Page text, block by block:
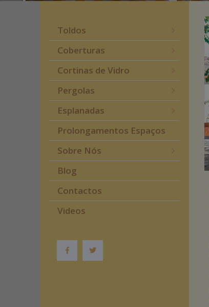
Toldos
Coberturas
Cortinas de Vidro
Pergolas
Esplanadas
Prolongamentos Espaços
Sobre Nós
Blog
Contactos
Videos